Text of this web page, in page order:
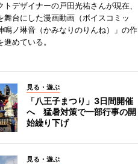
トデザイナーの戸田光祐さんが現在、
舞台にした漫画動画（ボイスコミッ
鳴ノ琳音（かみなりのりんね）」の作
進めている。
見る・遊ぶ
「八王子まつり」3日間開催
へ 猛暑対策で一部行事の開
始繰り下げ
見る・遊ぶ